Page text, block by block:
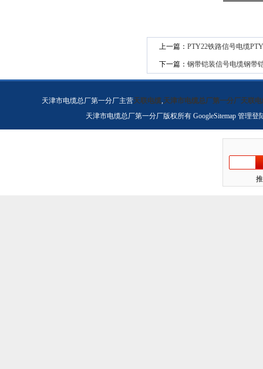
上一篇： PTY22铁路信号电缆
下一篇： 钢带铠装信号电缆钢带
天津市电缆总厂第一分厂主营天联电缆,天津市电缆总厂第一分厂天联电
天津市电缆总厂第一分厂版权所有 GoogleSitemap 管理登